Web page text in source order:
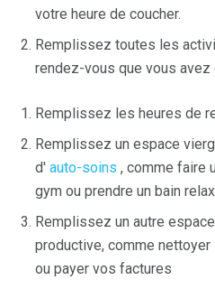
votre heure de coucher.
Remplissez toutes les
rendez-vous que vous avez
Remplissez les heures de
Remplissez un espace
d' auto-soins , comme faire
gym ou prendre un bain
Remplissez un autre
productive, comme
ou payer vos factures